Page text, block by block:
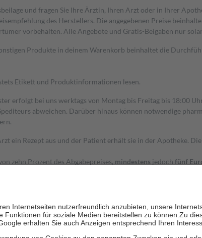
und fragen Sie Ihre Ärztin, Ihren Arzt oder in Ihrer
des Herstellers. Die angegebenen Preise
vorbehalten. Alle Angebote und Gratis-Beigaben nur
Produkte in deinem Warenkorb beinhaltet die
Etikett und Produktinformationen lesen.
erfolgt bei uns werktags von Montag bis Freitag bis 18:00
abweichen. Darüber hinaus können notwendige
ein Rezept aus und der Patient erhält sie in der Apotheke.
zehn Prozent des Abgabepreises, mindestens jedoch fünf
zu stärken und die besondere Stellung der Familie zu
mit Ausnahme der Fahrkosten
von der GKV getragen werden